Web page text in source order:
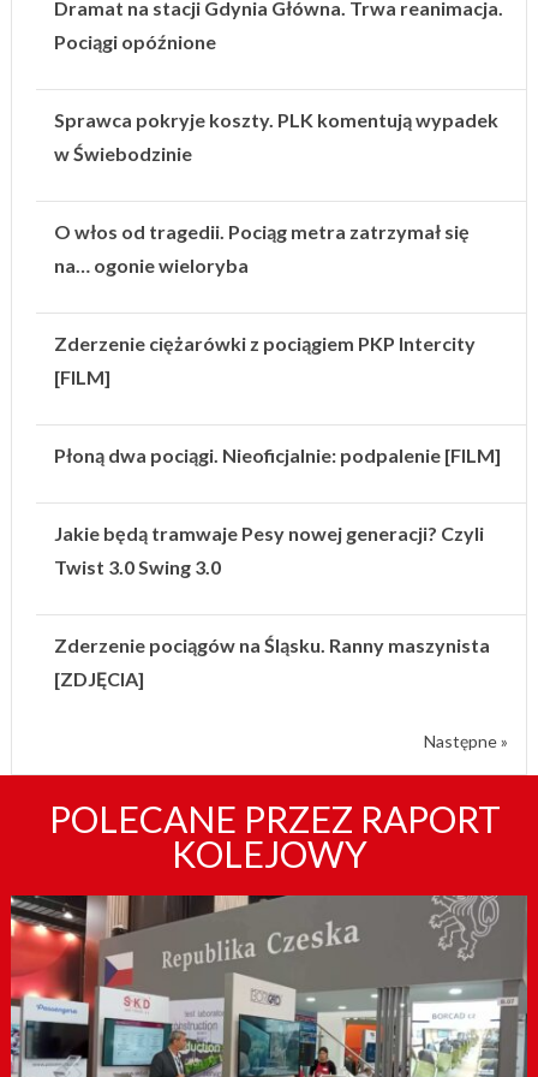
Dramat na stacji Gdynia Główna. Trwa reanimacja.
Pociągi opóźnione
Sprawca pokryje koszty. PLK komentują wypadek
w Świebodzinie
O włos od tragedii. Pociąg metra zatrzymał się
na… ogonie wieloryba
Zderzenie ciężarówki z pociągiem PKP Intercity
[FILM]
Płoną dwa pociągi. Nieoficjalnie: podpalenie [FILM]
Jakie będą tramwaje Pesy nowej generacji? Czyli
Twist 3.0 Swing 3.0
Zderzenie pociągów na Śląsku. Ranny maszynista
[ZDJĘCIA]
Następne »
POLECANE PRZEZ RAPORT
KOLEJOWY